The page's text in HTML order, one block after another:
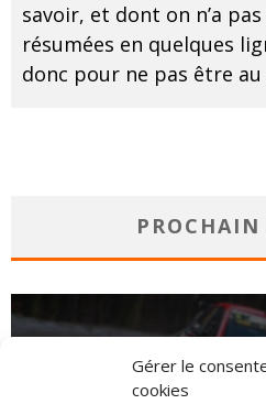
Gérer le
cookies
savoir, et dont on n’a
résumées en quelques
donc pour ne pas être au
PROCHAIN